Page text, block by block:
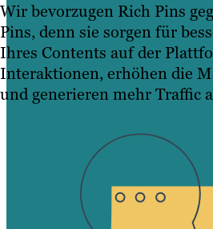
Wir bevorzugen Rich Pins
Pins, denn sie sorgen für
Ihres Contents auf der
Interaktionen, erhöhen die
und generieren mehr Traffic